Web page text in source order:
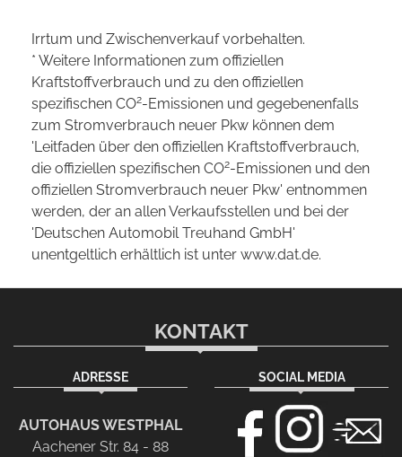
Irrtum und Zwischenverkauf vorbehalten.
* Weitere Informationen zum offiziellen
Kraftstoffverbrauch und zu den offiziellen
spezifischen CO2-Emissionen und gegebenenfalls
zum Stromverbrauch neuer Pkw können dem
'Leitfaden über den offiziellen Kraftstoffverbrauch,
die offiziellen spezifischen CO2-Emissionen und den
offiziellen Stromverbrauch neuer Pkw' entnommen
werden, der an allen Verkaufsstellen und bei der
'Deutschen Automobil Treuhand GmbH'
unentgeltlich erhältlich ist unter www.dat.de.
KONTAKT
ADRESSE
AUTOHAUS WESTPHAL
Aachener Str. 84 - 88
SOCIAL MEDIA